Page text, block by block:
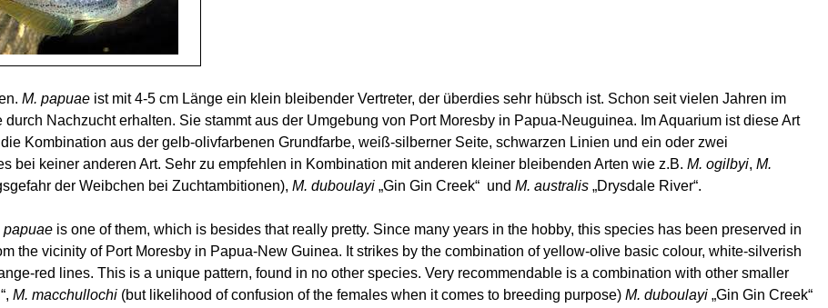
M. papuae ist mit 4-5 cm Länge ein klein bleibender Vertreter, der überdies sehr hübsch ist. Schon seit vielen Jahren im
Nachzucht erhalten. Sie stammt aus der Umgebung von Port Moresby in Papua-Neuguinea. Im Aquarium ist diese Art
Kombination aus der gelb-olivfarbenen Grundfarbe, weiß-silberner Seite, schwarzen Linien und ein oder zwei
bei keiner anderen Art. Sehr zu empfehlen in Kombination mit anderen kleiner bleibenden Arten wie z.B. M. ogilbyi, M.
der Weibchen bei Zuchtambitionen), M. duboulayi „Gin Gin Creek“ und M. australis „Drysdale River“.
papuae is one of them, which is besides that really pretty. Since many years in the hobby, this species has been preserved in
the vicinity of Port Moresby in Papua-New Guinea. It strikes by the combination of yellow-olive basic colour, white-silverish
red lines. This is a unique pattern, found in no other species. Very recommendable is a combination with other smaller
“, M. macchullochi (but likelihood of confusion of the females when it comes to breeding purpose) M. duboulayi „Gin Gin Creek“